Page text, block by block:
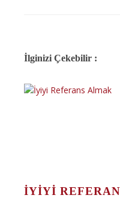
İlginizi Çekebilir :
İYIYI